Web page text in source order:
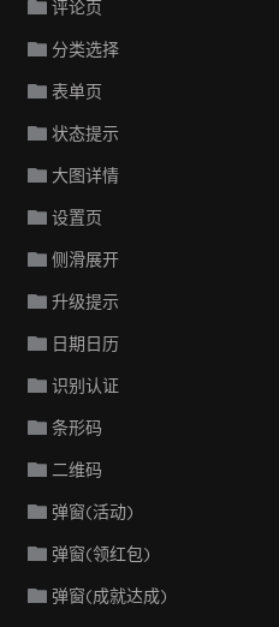
评论页
分类选择
表单页
状态提示
大图详情
设置页
侧滑展开
升级提示
日期日历
识别认证
条形码
二维码
弹窗(活动)
弹窗(领红包)
弹窗(成就达成)